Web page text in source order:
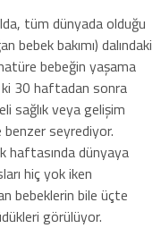
tüm dünyada olduğu
bakımı) dalındaki
bebeğin yaşama
ki 30 haftadan sonra
sağlık veya gelişim
benzer seyrediyor.
haftasında dünyaya
hiç yok iken
bebeklerin bile üçte
görülüyor.